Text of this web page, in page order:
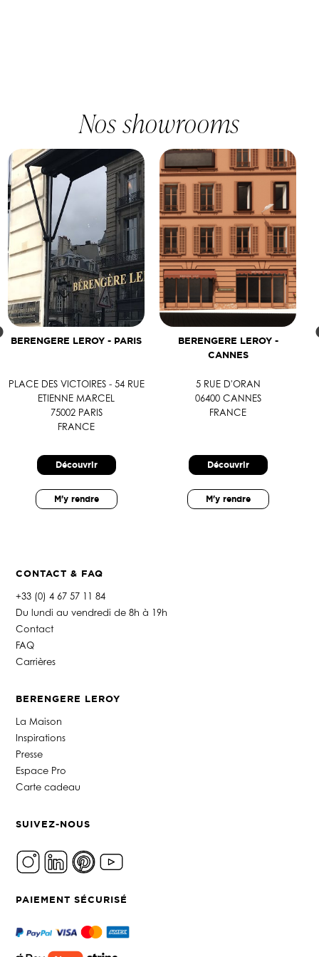
Nos showrooms
BERENGERE LEROY - PARIS
PLACE DES VICTOIRES - 54 RUE
ETIENNE MARCEL
75002 PARIS
FRANCE
Découvrir
M'y rendre
BERENGERE LEROY -
CANNES
5 RUE D'ORAN
06400 CANNES
FRANCE
Découvrir
M'y rendre
CONTACT & FAQ
+33 (0) 4 67 57 11 84
Du lundi au vendredi de 8h à 19h
Contact
FAQ
Carrières
BERENGERE LEROY
La Maison
Inspirations
Presse
Espace Pro
Carte cadeau
SUIVEZ-NOUS
PAIEMENT SÉCURISÉ